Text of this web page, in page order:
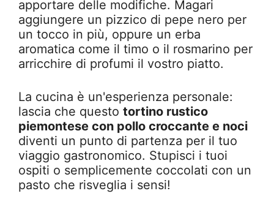
apportare delle modifiche. Magari
aggiungere un pizzico di pepe nero per
un tocco in più, oppure un erba
aromatica come il timo o il rosmarino per
arricchire di profumi il vostro piatto.
La cucina è un'esperienza personale:
lascia che questo tortino rustico
piemontese con pollo croccante e noci
diventi un punto di partenza per il tuo
viaggio gastronomico. Stupisci i tuoi
ospiti o semplicemente coccolati con un
pasto che risveglia i sensi!